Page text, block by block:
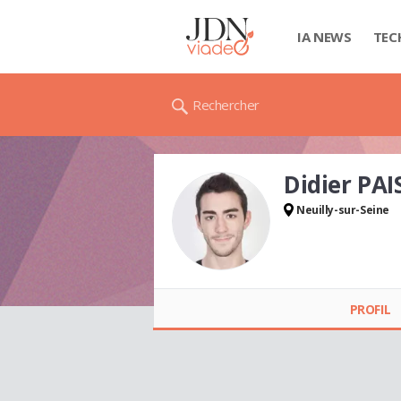
IA NEWS
Rechercher
Didier
Neuilly-sur-Seine
PROFIL